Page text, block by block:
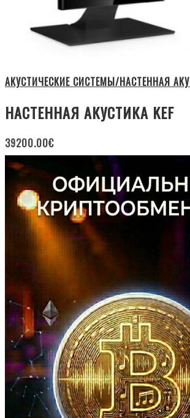
АКУСТИЧЕСКИЕ СИСТЕМЫ/НАСТЕННАЯ
НАСТЕННАЯ АКУСТИКА KEF
39200.00€